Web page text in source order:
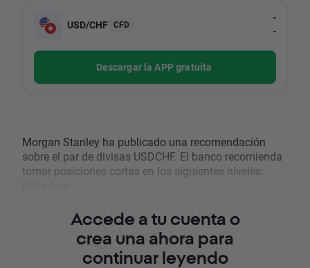
USD/CHF CFD
-
-
Descargar la APP gratuita
Morgan Stanley ha publicado una recomendación
sobre el par de divisas USDCHF. El banco recomienda
tomar posiciones cortas en los siguientes niveles:
Accede a tu cuenta o
crea una ahora para
continuar leyendo